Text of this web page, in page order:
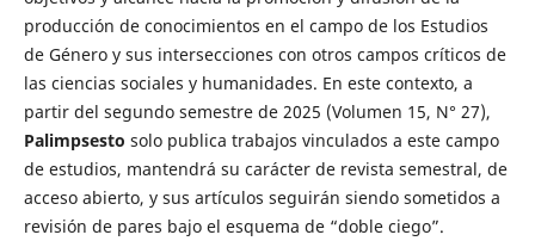
producción de conocimientos en el campo de los Estudios
de Género y sus intersecciones con otros campos críticos de
las ciencias sociales y humanidades. En este contexto, a
partir del segundo semestre de 2025 (Volumen 15, N° 27),
Palimpsesto solo publica trabajos vinculados a este campo
de estudios, mantendrá su carácter de revista semestral, de
acceso abierto, y sus artículos seguirán siendo sometidos a
revisión de pares bajo el esquema de “doble ciego”.